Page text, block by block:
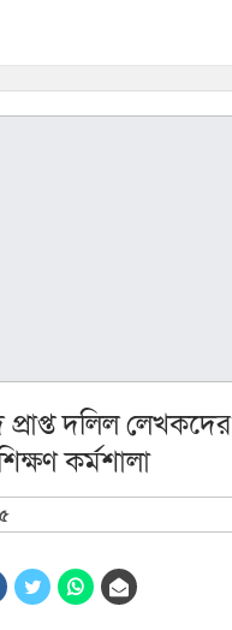
দলিল লেখকদের
কর্মশালা